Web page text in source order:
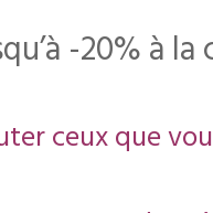
-20% à la
ceux que